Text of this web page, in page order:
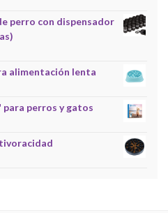
perro con dispensador
alimentación lenta
perros y gatos